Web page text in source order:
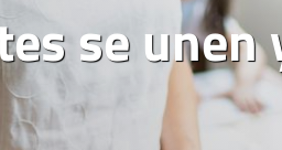
se unen